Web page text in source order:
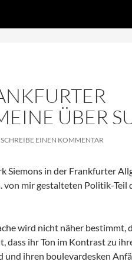
ÜBER
SCHREIBE EINEN KOMMENTAR
Siemons in der Frankfurter
von mir gestalteten Politik-
wird nicht näher bestimmt,
dass ihr Ton im Kontrast zu
und ihren boulevardesken